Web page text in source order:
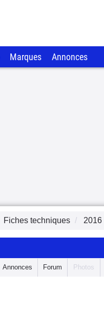
Marques Annonces
Fiches techniques 2016
Annonces Forum Photos